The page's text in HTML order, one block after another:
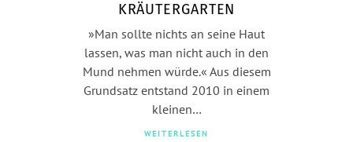
KRÄUTERGARTEN
»Man sollte nichts an seine Haut
lassen, was man nicht auch in den
Mund nehmen würde.« Aus diesem
Grundsatz entstand 2010 in einem
kleinen…
WEITERLESEN